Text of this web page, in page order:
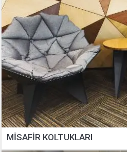
MİSAFİR KOLTUKLARI